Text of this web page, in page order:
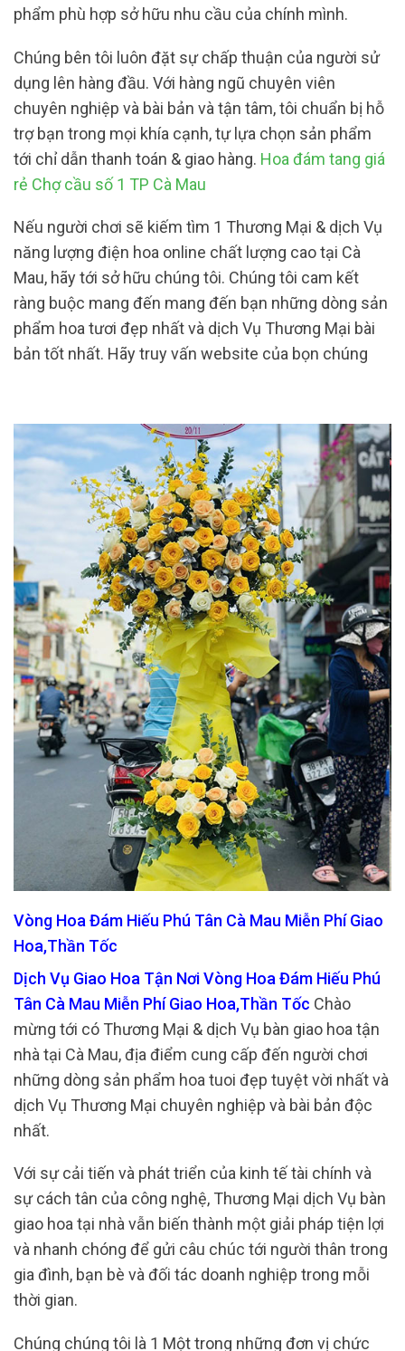
phẩm phù hợp sở hữu nhu cầu của chính mình.
Chúng bên tôi luôn đặt sự chấp thuận của người sử
dụng lên hàng đầu. Với hàng ngũ chuyên viên
chuyên nghiệp và bài bản và tận tâm, tôi chuẩn bị hỗ
trợ bạn trong mọi khía cạnh, tự lựa chọn sản phẩm
tới chỉ dẫn thanh toán & giao hàng. Hoa đám tang giá
rẻ Chợ cầu số 1 TP Cà Mau
Nếu người chơi sẽ kiếm tìm 1 Thương Mại & dịch Vụ
năng lượng điện hoa online chất lượng cao tại Cà
Mau, hãy tới sở hữu chúng tôi. Chúng tôi cam kết
ràng buộc mang đến mang đến bạn những dòng sản
phẩm hoa tươi đẹp nhất và dịch Vụ Thương Mại bài
bản tốt nhất. Hãy truy vấn website của bọn chúng
Vòng Hoa Đám Hiếu Phú Tân Cà Mau Miễn Phí Giao
Hoa,Thần Tốc
Dịch Vụ Giao Hoa Tận Nơi Vòng Hoa Đám Hiếu Phú
Tân Cà Mau Miễn Phí Giao Hoa,Thần Tốc Chào
mừng tới có Thương Mại & dịch Vụ bàn giao hoa tận
nhà tại Cà Mau, địa điểm cung cấp đến người chơi
những dòng sản phẩm hoa tuoi đẹp tuyệt vời nhất và
dịch Vụ Thương Mại chuyên nghiệp và bài bản độc
nhất.
Với sự cải tiến và phát triển của kinh tế tài chính và
sự cách tân của công nghệ, Thương Mại dịch Vụ bàn
giao hoa tại nhà vẫn biến thành một giải pháp tiện lợi
và nhanh chóng để gửi câu chúc tới người thân trong
gia đình, bạn bè và đối tác doanh nghiệp trong mỗi
thời gian.
Chúng chúng tôi là 1 Một trong những đơn vị chức